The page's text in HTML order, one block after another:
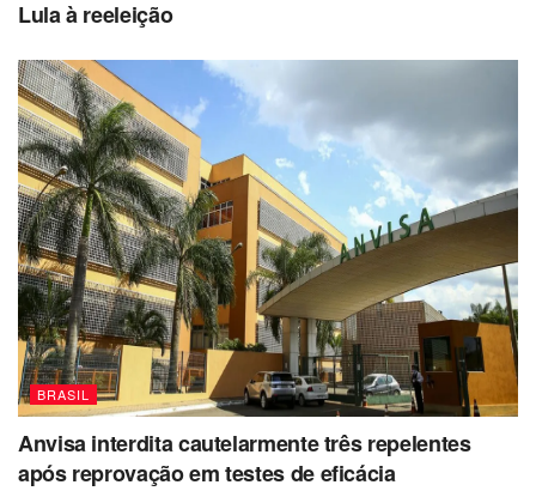
Lula à reeleição
BRASIL
Anvisa interdita cautelarmente três repelentes
após reprovação em testes de eficácia